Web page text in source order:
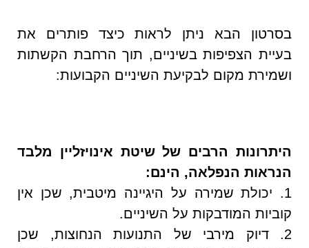
בסרטון הבא ניתן לראות כיצד פותרים את
בעיית הצפיפות בשיניים, תוך הרחבת הקשתות
ושמירת מקום לבקיעת השיניים הקבועות:
היתרונות הרבים של שיטת אינויזליין מלבד
הנראות הנפלאה, הינם:
1. יכולת שמירה על היגיינה מיטבית, שכן אין
קוביות המודבקות על השיניים.
2. דיוק מירבי של התנועות הנחוצות, שכן